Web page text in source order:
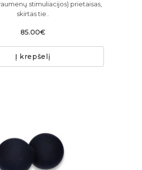
stimuliacijos) prietaisas,
skirtas tie..
85.00€
Į krepšelį